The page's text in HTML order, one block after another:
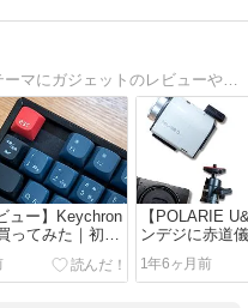
「最高のオンライン環境を」をテーマにガジェットのレビューや活用法、裏技を紹介。
ュー】Keychron
ってみた｜初め
カル
【POLARIE
ンデジに赤道
る
1年6ヶ月前